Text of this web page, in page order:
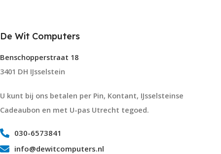
De Wit Computers
Benschopperstraat 18
3401 DH IJsselstein
U kunt bij ons betalen per Pin, Kontant, IJsselsteinse
Cadeaubon en met U-pas Utrecht tegoed.
030-6573841
info@dewitcomputers.nl